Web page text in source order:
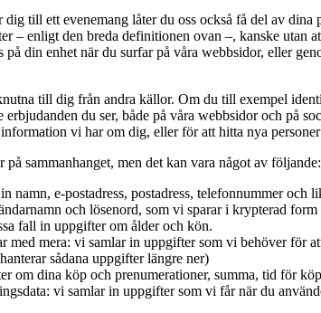
till ett evenemang låter du oss också få del av
– enligt den breda definitionen ovan –, kanske
på din enhet när du surfar på våra webbsidor, eller
till dig från andra källor. Om du till exempel
du ser, både på våra webbsidor och
vi har om dig, eller för att hitta nya
sammanhanget, men det kan vara något av följande:
namn, e-postadress, postadress, telefonnummer och
och lösenord, som vi sparar i krypterad form
fall in uppgifter om ålder och kön.
med mera: vi samlar in uppgifter som vi behöver för
sådana uppgifter längre ner)
om dina köp och prenumerationer, summa, tid för
vi samlar in uppgifter som vi får när du